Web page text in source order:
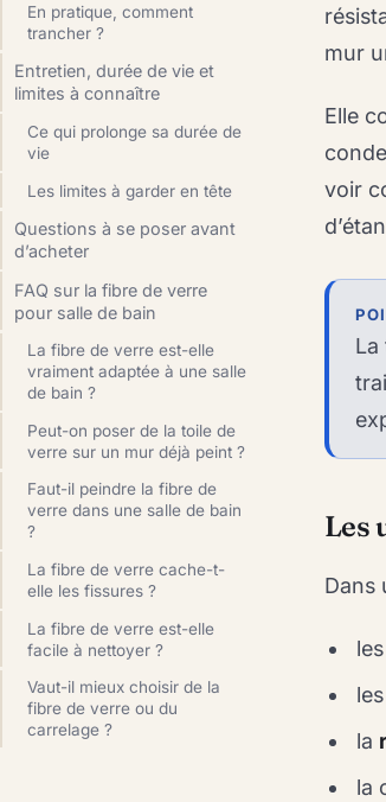
En pratique, comment
trancher ?
Entretien, durée de vie et
limites à connaître
Ce qui prolonge sa durée de
vie
Les limites à garder en tête
Questions à se poser avant
d’acheter
FAQ sur la fibre de verre
pour salle de bain
La fibre de verre est-elle
vraiment adaptée à une salle
de bain ?
Peut-on poser de la toile de
verre sur un mur déjà peint ?
Faut-il peindre la fibre de
verre dans une salle de bain
?
La fibre de verre cache-t-
elle les fissures ?
La fibre de verre est-elle
facile à nettoyer ?
Vaut-il mieux choisir de la
fibre de verre ou du
carrelage ?
mur
Elle
voir
La
Les
Dans
les
les
la
la